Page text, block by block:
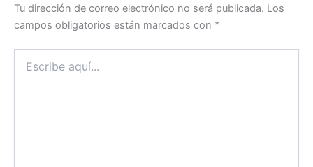
Tu dirección de correo electrónico no será publicada. Los
campos obligatorios están marcados con *
aquí...